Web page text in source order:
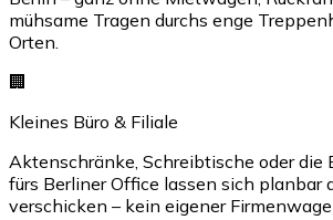
mühsame Tragen durchs enge
Orten.
🏢
Kleines Büro & Filiale
Aktenschränke, Schreibtische oder die
fürs Berliner Office lassen sich planbar
verschicken – kein eigener